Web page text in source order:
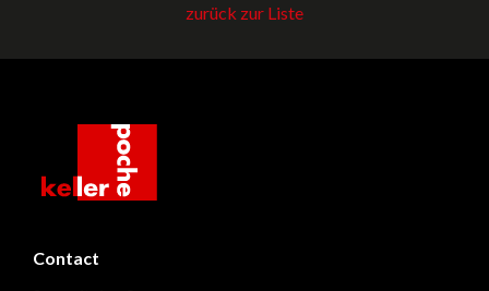
zurück zur Liste
Contact